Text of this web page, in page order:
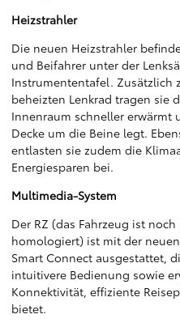
Heizstrahler
Die neuen Heizstrahler
und Beifahrer unter der
Instrumententafel. Zusätzlich
beheizten Lenkrad tragen sie
Innenraum schneller erwärmt
Decke um die Beine legt.
entlasten sie zudem die
Energiesparen bei.
Multimedia-System
Der RZ (das Fahrzeug ist
homologiert) ist mit der
Smart Connect ausgestattet,
intuitivere Bedienung sowie
Konnektivität, effiziente
bietet.